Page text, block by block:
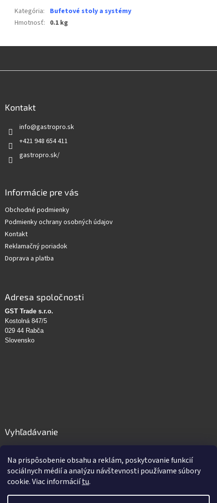
Na prispôsobenie obsahu a reklám, poskytovanie funkcií
sociálnych médií a analýzu návštevnosti používame súbory
cookie. Viac informáciítu.
Kategória:
Bufetové stoly a systémy
Hmotnosť: 0.1 kg
Kontakt
info@gastropro.sk
+421 948 654 411
gastropro.sk/
Informácie pre vás
Obchodné podmienky
Podmienky ochrany osobných údajov
Kontakt
Reklamačný poriadok
Doprava a platba
Adresa spoločnosti
GST Trade s.r.o.
Kostolná 847/5
029 44 Rabča
Slovensko
Vyhľadávanie
HĽADAŤ